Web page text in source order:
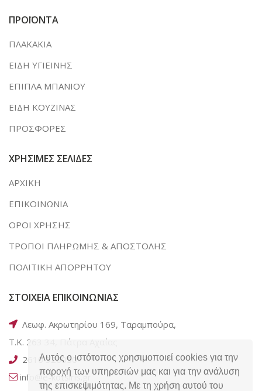
Αυτός ο ιστότοπος χρησιμοποιεί cookies για την
παροχή των υπηρεσιών μας και για την ανάλυση
της επισκεψιμότητας. Με τη χρήση αυτού του
ΠΡΟΪΟΝΤΑ
ΠΛΑΚΑΚΙΑ
ΕΙΔΗ ΥΓΙΕΙΝΗΣ
ΕΠΙΠΛΑ ΜΠΑΝΙΟΥ
ΕΙΔΗ ΚΟΥΖΙΝΑΣ
ΠΡΟΣΦΟΡΕΣ
ΧΡΗΣΙΜΕΣ ΣΕΛΙΔΕΣ
ΑΡΧΙΚΗ
ΕΠΙΚΟΙΝΩΝΙΑ
ΟΡΟΙ ΧΡΗΣΗΣ
ΤΡΟΠΟΙ ΠΛΗΡΩΜΗΣ & ΑΠΟΣΤΟΛΗΣ
ΠΟΛΙΤΙΚΗ ΑΠΟΡΡΗΤΟΥ
ΣΤΟΙΧΕΙΑ ΕΠΙΚΟΙΝΩΝΙΑΣ
Λεωφ. Ακρωτηρίου 169, Ταραμπούρα,
Τ.Κ. 263 34, Πάτρα Αχαΐας
2610 320050
info@e-kotsiris.gr